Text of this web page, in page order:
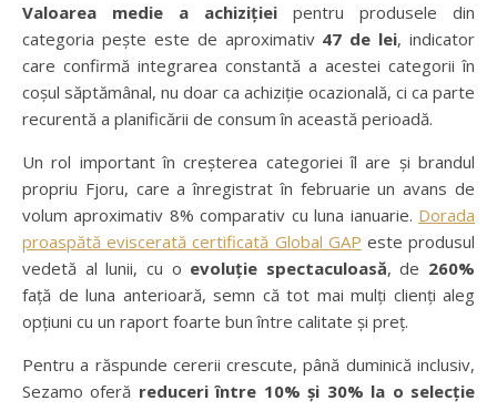
Valoarea medie a achiziției pentru produsele din
categoria pește este de aproximativ 47 de lei, indicator
care confirmă integrarea constantă a acestei categorii în
coșul săptămânal, nu doar ca achiziție ocazională, ci ca parte
recurentă a planificării de consum în această perioadă.
Un rol important în creșterea categoriei îl are și brandul
propriu Fjoru, care a înregistrat în februarie un avans de
volum aproximativ 8% comparativ cu luna ianuarie. Dorada
proaspătă eviscerată certificată Global GAP este produsul
vedetă al lunii, cu o evoluție spectaculoasă, de 260%
față de luna anterioară, semn că tot mai mulți clienți aleg
opțiuni cu un raport foarte bun între calitate și preț.
Pentru a răspunde cererii crescute, până duminică inclusiv,
Sezamo oferă reduceri între 10% și 30% la o selecție